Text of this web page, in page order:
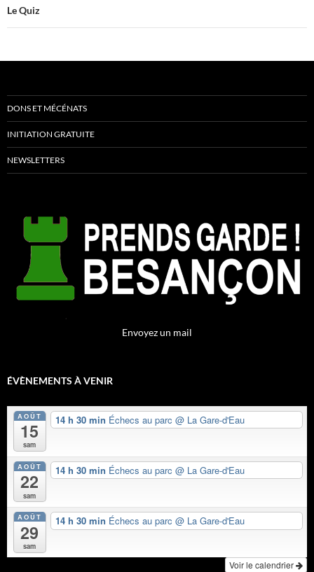
Le Quiz
DONS ET MÉCÉNATS
INITIATION GRATUITE
NEWSLETTERS
Envoyez un mail
ÉVÈNEMENTS À VENIR
AOÛT
15
sam
14 h 30 min Échecs au parc @ La Gare-d'Eau
AOÛT
22
sam
14 h 30 min Échecs au parc @ La Gare-d'Eau
AOÛT
29
sam
14 h 30 min Échecs au parc @ La Gare-d'Eau
Voir le calendrier